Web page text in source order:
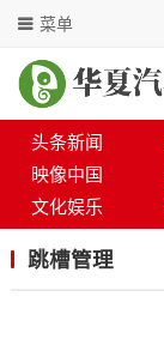
菜单
头条新闻
映像中国
文化娱乐
跳槽管理